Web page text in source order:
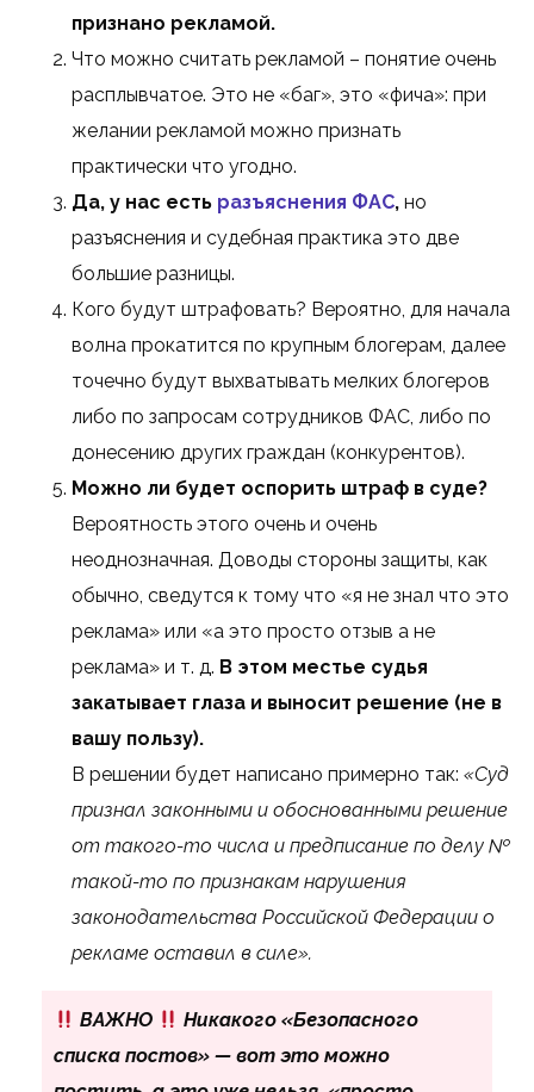
признано рекламой.
Что можно считать рекламой – понятие очень
расплывчатое. Это не «баг», это «фича»: при
желании рекламой можно признать
практически что угодно.
Да, у нас есть разъяснения ФАС, но
разъяснения и судебная практика это две
большие разницы.
Кого будут штрафовать? Вероятно, для начала
волна прокатится по крупным блогерам, далее
точечно будут выхватывать мелких блогеров
либо по запросам сотрудников ФАС, либо по
донесению других граждан (конкурентов).
Можно ли будет оспорить штраф в суде?
Вероятность этого очень и очень
неоднозначная. Доводы стороны защиты, как
обычно, сведутся к тому что «я не знал что это
реклама» или «а это просто отзыв а не
реклама» и т. д. В этом местье судья
закатывает глаза и выносит решение (не в
вашу пользу).
В решении будет написано примерно так: «Суд
признал законными и обоснованными решение
от такого-то числа и предписание по делу №
такой-то по признакам нарушения
законодательства Российской Федерации о
рекламе оставил в силе».
ВАЖНО
Никакого «Безопасного
списка постов» — вот это можно